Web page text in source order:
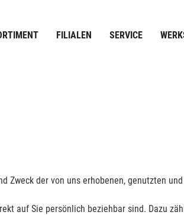
FILIALEN SERVICE
Zweck der von uns erhobenen, genutzten
auf Sie persönlich beziehbar sind. Dazu